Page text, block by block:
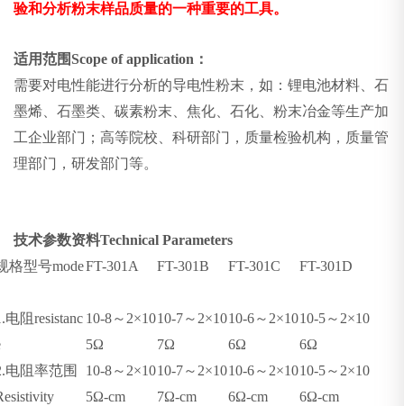
验和分析粉末样品质量的一种重要的工具。
适用范围Scope of application：
需要对电性能进行分析的导电性粉末，如：锂电池材料、石
墨烯、石墨类、碳素粉末、焦化、石化、粉末冶金等生产加
工企业部门；高等院校、科研部门，质量检验机构，质量管
理部门，研发部门等。
技术参数资料Technical Parameters
格型号modeFT-301A FT-301B FT-301C FT-301D
电阻resistanc 10-8～2×10
5Ω
10-7～2×10
7Ω
10-6～2×10
6Ω
10-5～2×10
6Ω
电阻率范围
10-8～2×10
5Ω-cm
10-7～2×10
7Ω-cm
10-6～2×10
6Ω-cm
10-5～2×10
6Ω-cm